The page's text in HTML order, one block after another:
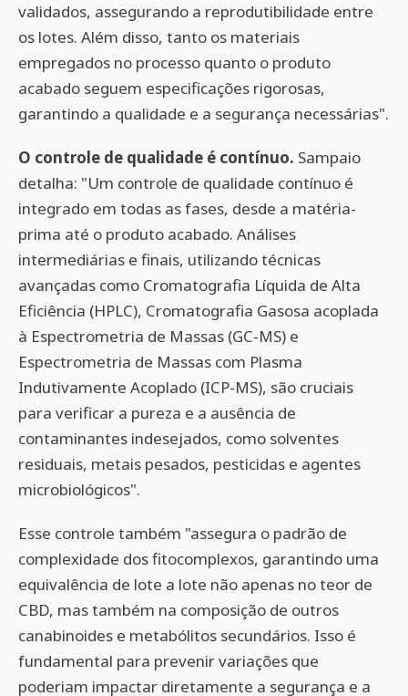
validados, assegurando a reprodutibilidade entre
os lotes. Além disso, tanto os materiais
empregados no processo quanto o produto
acabado seguem especificações rigorosas,
garantindo a qualidade e a segurança necessárias".
O controle de qualidade é contínuo. Sampaio
detalha: "Um controle de qualidade contínuo é
integrado em todas as fases, desde a matéria-
prima até o produto acabado. Análises
intermediárias e finais, utilizando técnicas
avançadas como Cromatografia Líquida de Alta
Eficiência (HPLC), Cromatografia Gasosa acoplada
à Espectrometria de Massas (GC-MS) e
Espectrometria de Massas com Plasma
Indutivamente Acoplado (ICP-MS), são cruciais
para verificar a pureza e a ausência de
contaminantes indesejados, como solventes
residuais, metais pesados, pesticidas e agentes
microbiológicos".
Esse controle também "assegura o padrão de
complexidade dos fitocomplexos, garantindo uma
equivalência de lote a lote não apenas no teor de
CBD, mas também na composição de outros
canabinoides e metabólitos secundários. Isso é
fundamental para prevenir variações que
poderiam impactar diretamente a segurança e a